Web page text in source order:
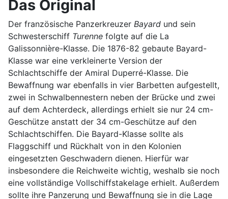
Das Original
Der französische Panzerkreuzer Bayard und sein
Schwesterschiff Turenne folgte auf die La
Galissonnière-Klasse. Die 1876-82 gebaute Bayard-
Klasse war eine verkleinerte Version der
Schlachtschiffe der Amiral Duperré-Klasse. Die
Bewaffnung war ebenfalls in vier Barbetten aufgestellt,
zwei in Schwalbennestern neben der Brücke und zwei
auf dem Achterdeck, allerdings erhielt sie nur 24 cm-
Geschütze anstatt der 34 cm-Geschütze auf den
Schlachtschiffen. Die Bayard-Klasse sollte als
Flaggschiff und Rückhalt von in den Kolonien
eingesetzten Geschwadern dienen. Hierfür war
insbesondere die Reichweite wichtig, weshalb sie noch
eine vollständige Vollschiffstakelage erhielt. Außerdem
sollte ihre Panzerung und Bewaffnung sie in die Lage